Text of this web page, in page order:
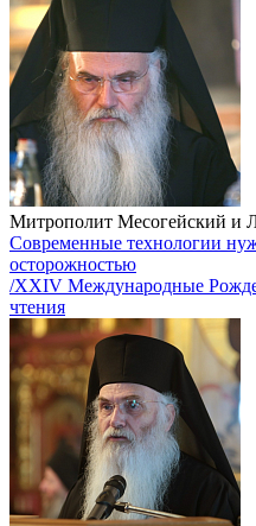
Митрополит Месогейский и
Современные технологии
осторожностью
/XXIV Международные
чтения